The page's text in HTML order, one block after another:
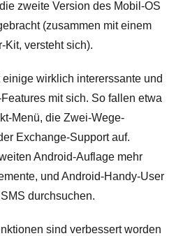
zweite Version des Mobil-OS
(zusammen mit einem
Kit, versteht sich).
wirklich intererssante und
mit sich. So fallen etwa
Menü, die Zwei-Wege-
Exchange-Support auf.
Android-Auflage mehr
und Android-Handy-User
durchsuchen.
sind verbessert worden